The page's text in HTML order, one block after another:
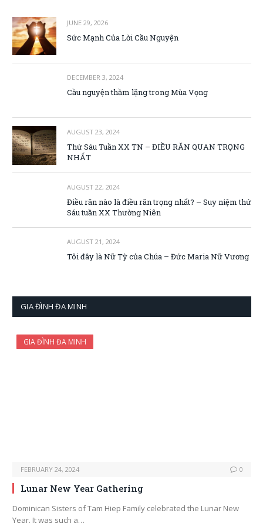
JUNE 29, 2026
Sức Mạnh Của Lời Cầu Nguyện
DECEMBER 3, 2024
Cầu nguyện thầm lặng trong Mùa Vọng
AUGUST 23, 2024
Thứ Sáu Tuần XX TN – ĐIỀU RĂN QUAN TRỌNG
NHẤT
AUGUST 22, 2024
Điều răn nào là điều răn trọng nhất? – Suy niệm thứ
Sáu tuần XX Thường Niên
AUGUST 21, 2024
Tôi đây là Nữ Tỳ của Chúa – Đức Maria Nữ Vương
GIA ĐÌNH ĐA MINH
GIA ĐÌNH ĐA MINH
FEBRUARY 24, 2024 0
Lunar New Year Gathering
Dominican Sisters of Tam Hiep Family celebrated the Lunar New
Year. It was such a…